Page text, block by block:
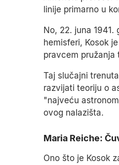
linije primarno u
No, 22. juna
hemisferi, Kosok
pravcem pružanja
Taj slučajni
razvijati teoriju o
"najveću
ovog nalazišta.
Maria Reiche:
Ono što je Kosok